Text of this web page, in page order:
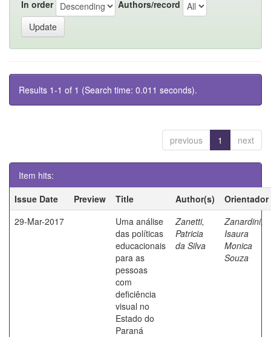
In order Authors/record
Results 1-1 of 1 (Search time: 0.011 seconds).
previous 1 next
Item hits:
Issue Date
Preview Title Author(s)
Orientador
29-Mar-2017
Uma análise
das políticas
educacionais
para as
pessoas
com
deficiência
visual no
Estado do
Paraná
Zanetti,
Patricia
da Silva
Zanardini,
Isaura
Monica
Souza